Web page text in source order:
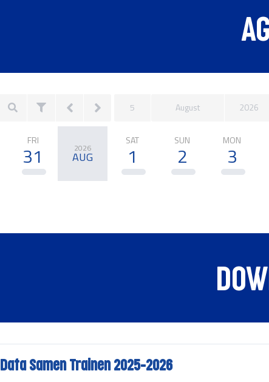
5 August 2026
FRI
31 2026
AUG
SAT
1
SUN
2
MON
3
Data Samen Trainen 2025-2026